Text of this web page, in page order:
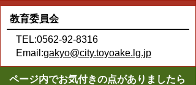
教育委員会
TEL:0562-92-8316
Email:gakyo@city.toyoake.lg.jp
ページ内でお気付きの点がありましたら